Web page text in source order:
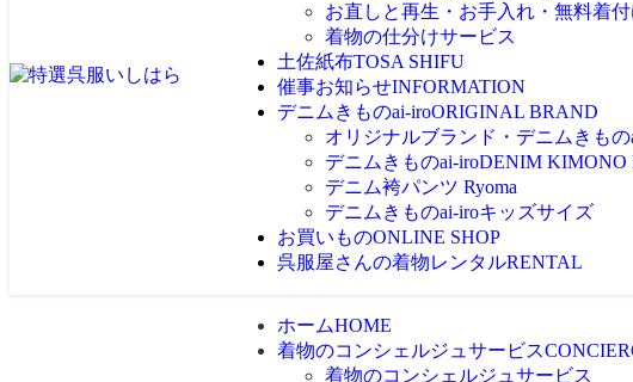
お直しと再生・お手入れ・無料着付
着物の仕分けサービス
土佐紙布TOSA SHIFU
催事お知らせINFORMATION
デニムきものai-iroORIGINAL BRAND
オリジナルブランド・デニムきもの
デニムきものai-iroDENIM KIMONO
デニム袴パンツ Ryoma
デニムきものai-iroキッズサイズ
お買いものONLINE SHOP
呉服屋さんの着物レンタルRENTAL
ホームHOME
着物のコンシェルジュサービス
着物のコンシェルジュサービス